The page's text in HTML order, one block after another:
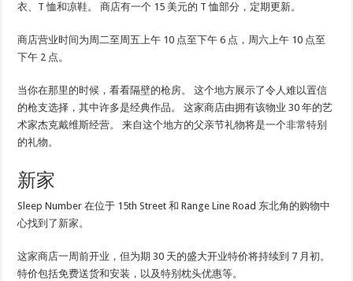
衣、T 恤和凉鞋。 商店有一个 15 美元的 T 恤部分，定期更新。
商店营业时间为周二至周五上午 10 点至下午 6 点，周六上午 10 点至
下午 2 点。
当你在那里的时候，看看隔壁的枪房。 这个地方展示了令人难以置信
的枪支选择，其中许多是经典作品。 这家商店由拥有该物业 30 年的艺
术家杰克戴维斯经营。 来自这个地方的父亲节礼物将是一个非常特别
的礼物。
新家
Sleep Number 在位于 15th Street 和 Range Line Road 东北角的购物中
心找到了新家。
这家商店一周前开业，但为期 30 天的盛大开业特价将持续到 7 月初。
特价包括免费送货和安装，以及特别枕头优惠等。